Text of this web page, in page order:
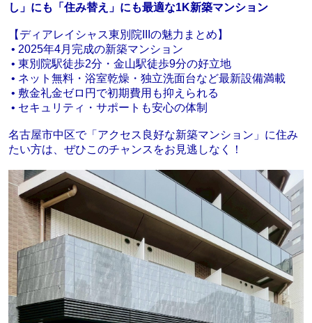
し」にも「住み替え」にも最適な1K新築マンション
【ディアレイシャス東別院IIIの魅力まとめ】
• 2025年4月完成の新築マンション
• 東別院駅徒歩2分・金山駅徒歩9分の好立地
• ネット無料・浴室乾燥・独立洗面台など最新設備満載
• 敷金礼金ゼロ円で初期費用も抑えられる
• セキュリティ・サポートも安心の体制
名古屋市中区で「アクセス良好な新築マンション」に住み
たい方は、ぜひこのチャンスをお見逃しなく！